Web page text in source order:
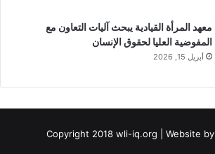
معهد المرأة القيادية يبحث آليات التعاون مع
المفوضية العليا لحقوق الإنسان
أبريل 15, 2026
Copyright 2018 wli-iq.org | Website by